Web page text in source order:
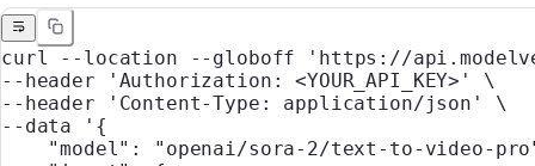
curl --location --globoff 'https://
--header
'Authorization: <YOUR_API_KEY>'
\
--header
'Content-Type: application/json'
\
--data
'{
"model": "openai/sora-2/text-to-video-